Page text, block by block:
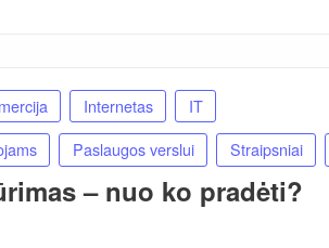
Internetas
IT
Paslaugos verslui Straipsniai
– nuo ko pradėti?